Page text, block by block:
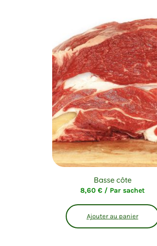
Basse côte
8,60 €/ Par sachet
Ajouter au panier